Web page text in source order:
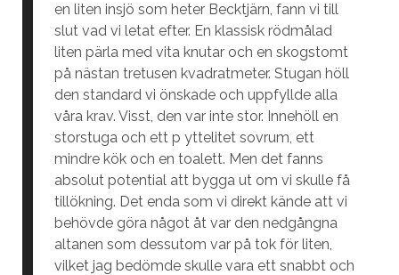
en liten insjö som heter Becktjärn, fann vi till
slut vad vi letat efter. En klassisk rödmålad
liten pärla med vita knutar och en skogstomt
på nästan tretusen kvadratmeter. Stugan höll
den standard vi önskade och uppfyllde alla
våra krav. Visst, den var inte stor. Innehöll en
storstuga och ett p yttelitet sovrum, ett
mindre kök och en toalett. Men det fanns
absolut potential att bygga ut om vi skulle få
tillökning. Det enda som vi direkt kände att vi
behövde göra något åt var den nedgångna
altanen som dessutom var på tok för liten,
vilket jag bedömde skulle vara ett snabbt och